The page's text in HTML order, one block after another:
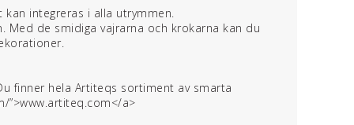
integreras i alla utrymmen.
Med de smidiga vajrarna och krokarna kan du
finner hela Artiteqs sortiment av smarta
”>www.artiteq.com</a>